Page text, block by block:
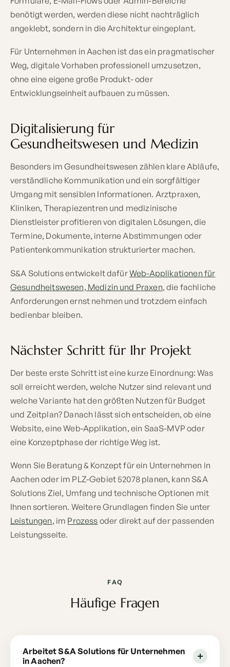
benötigt werden, werden diese nicht nachträglich
angeklebt, sondern in die Architektur eingeplant.
Für Unternehmen in Aachen ist das ein pragmatischer
Weg, digitale Vorhaben professionell umzusetzen,
ohne eine eigene große Produkt- oder
Entwicklungseinheit aufbauen zu müssen.
Digitalisierung für
Gesundheitswesen und Medizin
Besonders im Gesundheitswesen zählen klare Abläufe,
verständliche Kommunikation und ein sorgfältiger
Umgang mit sensiblen Informationen. Arztpraxen,
Kliniken, Therapiezentren und medizinische
Dienstleister profitieren von digitalen Lösungen, die
Termine, Dokumente, interne Abstimmungen oder
Patientenkommunikation strukturierter machen.
S&A Solutions entwickelt dafürWeb-Applikationen für
Gesundheitswesen, Medizin und Praxen, die fachliche
Anforderungen ernst nehmen und trotzdem einfach
bedienbar bleiben.
Nächster Schritt für Ihr Projekt
Der beste erste Schritt ist eine kurze Einordnung: Was
soll erreicht werden, welche Nutzer sind relevant und
welche Variante hat den größten Nutzen für Budget
und Zeitplan? Danach lässt sich entscheiden, ob eine
Website, eine Web-Applikation, ein SaaS-MVP oder
eine Konzeptphase der richtige Weg ist.
Wenn Sie Beratung & Konzept für ein Unternehmen in
Aachen oder im PLZ-Gebiet 52078 planen, kann S&A
Solutions Ziel, Umfang und technische Optionen mit
Ihnen sortieren. Weitere Grundlagen finden Sie unter
Leistungen, im Prozess oder direkt auf der passenden
Leistungsseite.
FAQ
Häufige Fragen
Arbeitet S&A Solutions für Unternehmen
in Aachen?